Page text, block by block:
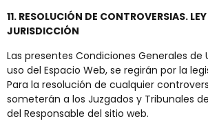
11. RESOLUCIÓN DE CONTROVERSIAS.
JURISDICCIÓN
Las presentes Condiciones Generales de
uso del Espacio Web, se regirán por la
Para la resolución de cualquier
someterán a los Juzgados y Tribunales
del Responsable del sitio web.